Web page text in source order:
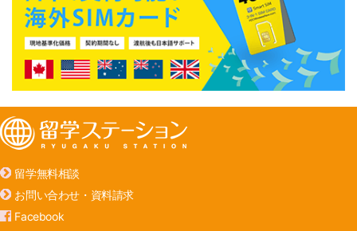
留学無料相談
お問い合わせ・資料請求
Facebook